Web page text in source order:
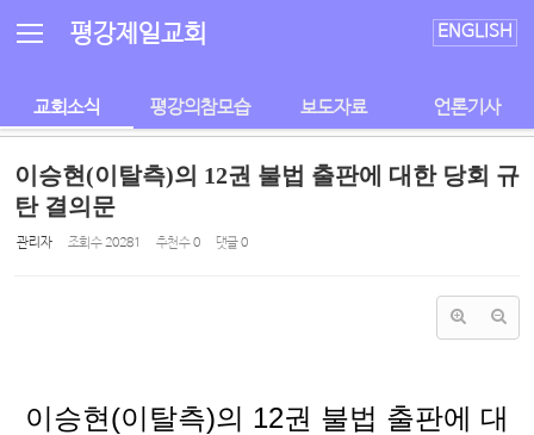
평강제일교회 ENGLISH
교회소식 평강의참모습 보도자료 언론기사
이승현(이탈측)의 12권 불법 출판에 대한 당회 규
탄 결의문
관리자 조회 수20281 추천 수0 댓글0
이승현(이탈측)의 12권 불법 출판에 대